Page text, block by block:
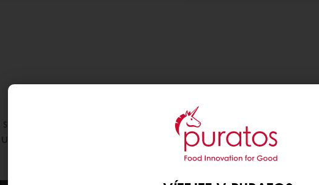
průzkumu TasteTomorrow od Puratos 81
že měkkost spolu s lahodnou chutí obilovin jsou 2